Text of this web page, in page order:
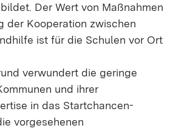
Der Wert von Maßnahmen
der Kooperation zwischen
ist für die Schulen vor Ort
verwundert die geringe
und ihrer
in das Startchancen-
vorgesehenen